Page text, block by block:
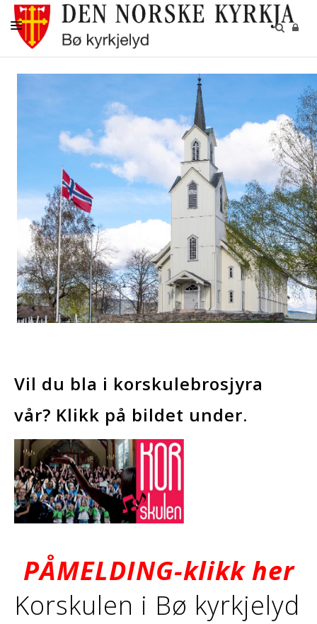
KYRKJENE OG KYRKJEGARDEN
KULTURARRANGEMENT
GIVARTENESTE
KYRKJELYDSBLAD
KALENDER
Vil du bla i korskulebrosjyra
vår? Klikk på bildet under.
PÅMELDING-klikk her
Korskulen i Bø kyrkjelyd